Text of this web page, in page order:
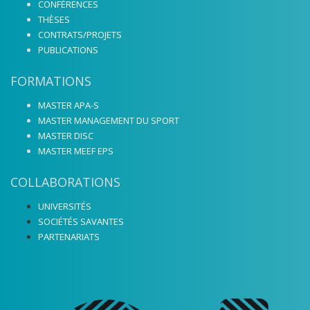
CONFÉRENCES
THÈSES
CONTRATS/PROJETS
PUBLICATIONS
FORMATIONS
MASTER APA-S
MASTER MANAGEMENT DU SPORT
MASTER DISC
MASTER MEEF EPS
COLLABORATIONS
UNIVERSITÉS
SOCIÉTÉS SAVANTES
PARTENARIATS